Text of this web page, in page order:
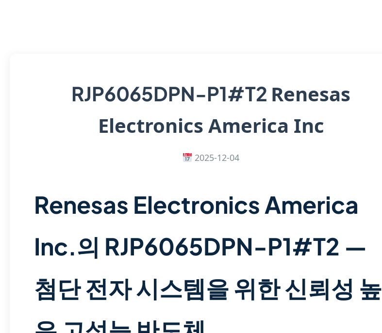
RJP6065DPN-P1#T2 Renesas
Electronics America Inc
2025-12-04
Renesas Electronics America
Inc.의 RJP6065DPN-P1#T2 —
첨단 전자 시스템을 위한 신뢰성 높